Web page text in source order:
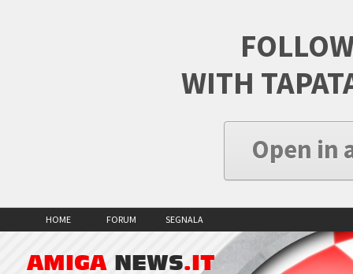
WITH
Open in
HOME FORUM SEGNALA
AMIGA NEWS.IT